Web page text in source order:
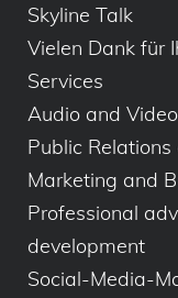
Skyline Talk
Vielen Dank für
Services
Audio and
Public
Marketing and
Professional
development
Social-Media-